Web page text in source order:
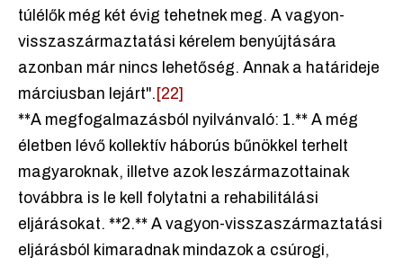
túlélők még két évig tehetnek meg. A vagyon-
visszaszármaztatási kérelem benyújtására
azonban már nincs lehetőség. Annak a határideje
márciusban lejárt". [22]
**A megfogalmazásból nyilvánvaló: 1.** A még
életben lévő kollektív háborús bűnökkel terhelt
magyaroknak, illetve azok leszármazottainak
továbbra is le kell folytatni a rehabilitálási
eljárásokat. **2.** A vagyon-visszaszármaztatási
eljárásból kimaradnak mindazok a csúrogi,